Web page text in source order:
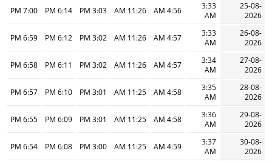
25-08-
2026
3:33
AM
4:56 AM
11:26 AM
3:03 PM
6:14 PM
7:00 PM
26-08-
2026
3:33
AM
4:57 AM
11:26 AM
3:02 PM
6:12 PM
6:59 PM
27-08-
2026
3:34
AM
4:57 AM
11:26 AM
3:02 PM
6:11 PM
6:58 PM
28-08-
2026
3:35
AM
4:58 AM
11:25 AM
3:01 PM
6:10 PM
6:57 PM
29-08-
2026
3:36
AM
4:58 AM
11:25 AM
3:01 PM
6:09 PM
6:55 PM
30-08-
2026
3:37
AM
4:59 AM
11:25 AM
3:00 PM
6:08 PM
6:54 PM